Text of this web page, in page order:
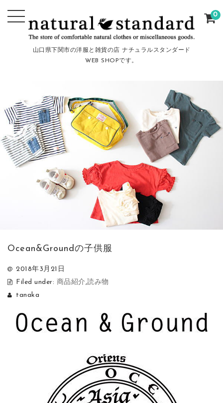
山口県下関市の洋服と雑貨の店 ナチュラルスタンダード
WEB SHOPです。
0
Ocean&Groundの子供服
2018年3月21日
Filed under: 商品紹介 ,読み物
tanaka